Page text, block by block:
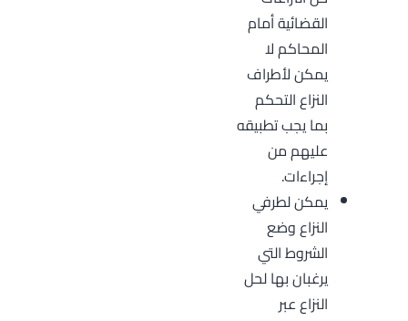
القضائية أمام
المحاكم لا
يمكن لأطراف
النزاع التحكم
بما يجب تطبيقه
عليهم من
إجراءات.
يمكن لطرفي
النزاع وضع
الشروط التي
يرغبان بها لحل
النزاع عبر